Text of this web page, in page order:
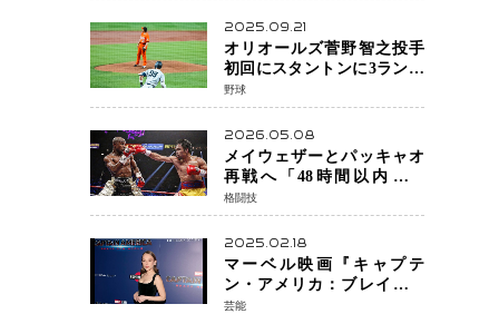
2025.09.21
オリオールズ菅野智之投手
初回にスタントンに3ラン被
弾 3回6安打4失点で降板
野球
2026.05.08
メイウェザーとパッキャオ
再戦へ「48時間以内に決
着」公式戦かエキシビショ
ンか混迷続く
格闘技
2025.02.18
マーベル映画『キャプテ
ン・アメリカ：ブレイブ・
ニュー・ワールド』 新ブラ
芸能